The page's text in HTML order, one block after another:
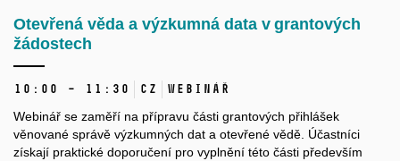
Otevřená věda a výzkumná data v grantových
žádostech
10:00 – 11:30 CZ Webinář
Webinář se zaměří na přípravu části grantových přihlášek
věnované správě výzkumných dat a otevřené vědě. Účastníci
získají praktické doporučení pro vyplnění této části především